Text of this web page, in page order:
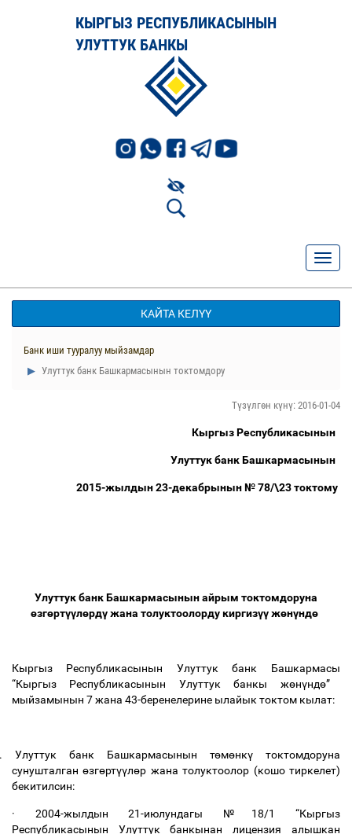
КЫРГЫЗ РЕСПУБЛИКАСЫНЫН
УЛУТТУК БАНКЫ
КАЙТА КЕЛҮҮ
Банк иши тууралуу мыйзамдар
Улуттук банк Башкармасынын токтомдору
Түзүлгөн күнү: 2016-01-04
КыргызРеспубликасынын
УлуттукбанкБашкармасынын
2015-жылдын23-декабрынын№78/\23токтому
УлуттукбанкБашкармасынынайрым токтомдоруна
өзгөртүүлөрдү жана толуктоолорду киргизүү жөнүндө
Кыргыз Республикасынын Улуттук банк
Башкармасы
“Кыргыз Республикасынын Улуттук банкы жөнүндө”
мыйзамынын 7жана 43-беренелерине ылайык токтом кылат:
Улуттук банк Башкармасынын төмөнкү
токтомдоруна
сунушталган өзгөртүүлөр жана толуктоолор (кошо тиркелет)
бекитилсин:
· 2004-жылдын 21-июлундагы № 18/1 “Кыргыз
Республикасынын
Улуттук банкынан лицензия
алышкан